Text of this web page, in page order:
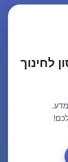
לחינוך